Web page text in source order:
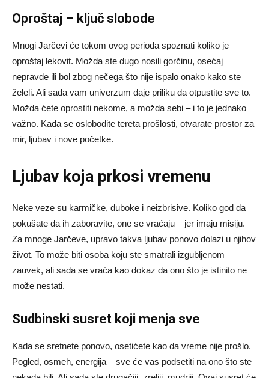
Oproštaj – ključ slobode
Mnogi Jarčevi će tokom ovog perioda spoznati koliko je
oproštaj lekovit. Možda ste dugo nosili gorčinu, osećaj
nepravde ili bol zbog nečega što nije ispalo onako kako ste
želeli. Ali sada vam univerzum daje priliku da otpustite sve to.
Možda ćete oprostiti nekome, a možda sebi – i to je jednako
važno. Kada se oslobodite tereta prošlosti, otvarate prostor za
mir, ljubav i nove početke.
Ljubav koja prkosi vremenu
Neke veze su karmičke, duboke i neizbrisive. Koliko god da
pokušate da ih zaboravite, one se vraćaju – jer imaju misiju.
Za mnoge Jarčeve, upravo takva ljubav ponovo dolazi u njihov
život. To može biti osoba koju ste smatrali izgubljenom
zauvek, ali sada se vraća kao dokaz da ono što je istinito ne
može nestati.
Sudbinski susret koji menja sve
Kada se sretnete ponovo, osetićete kao da vreme nije prošlo.
Pogled, osmeh, energija – sve će vas podsetiti na ono što ste